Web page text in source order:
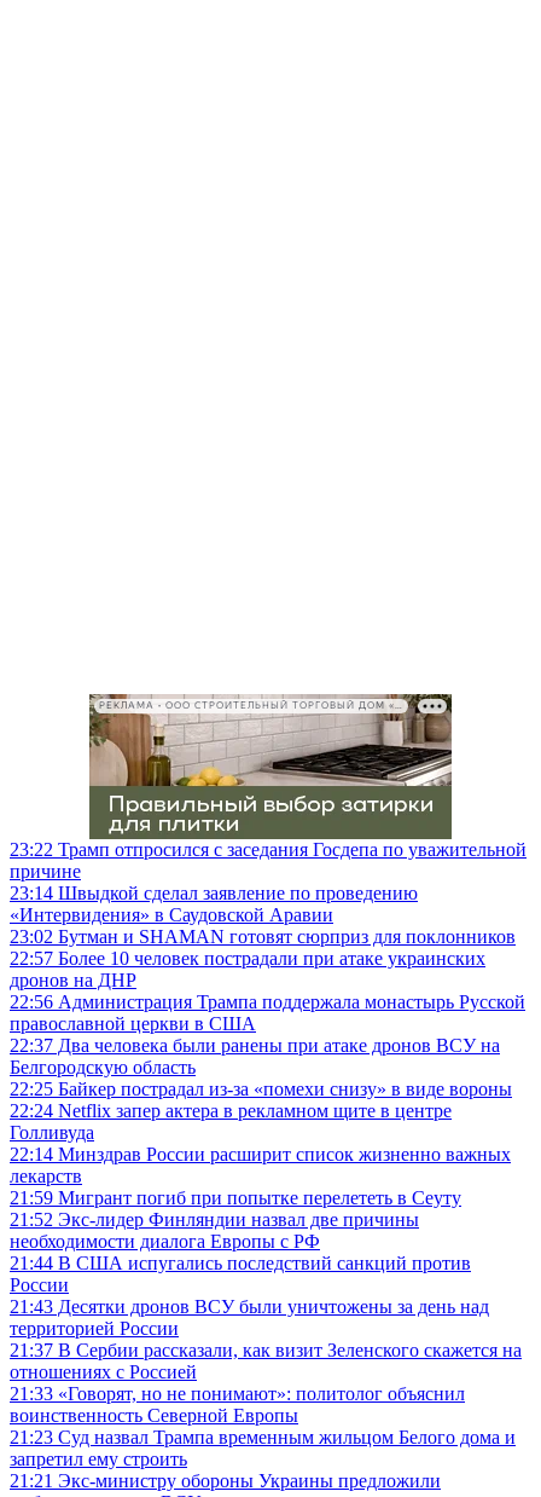
РЕКЛАМА • ООО СТРОИТЕЛЬНЫЙ ТОРГОВЫЙ ДОМ «ПЕТРОВИЧ», ИНН 7802348846
23:22 Трамп отпросился с заседания Госдепа по уважительной
причине
23:14 Швыдкой сделал заявление по проведению
«Интервидения» в Саудовской Аравии
23:02 Бутман и SHAMAN готовят сюрприз для поклонников
22:57 Более 10 человек пострадали при атаке украинских
дронов на ДНР
22:56 Администрация Трампа поддержала монастырь Русской
православной церкви в США
22:37 Два человека были ранены при атаке дронов ВСУ на
Белгородскую область
22:25 Байкер пострадал из-за «помехи снизу» в виде вороны
22:24 Netflix запер актера в рекламном щите в центре
Голливуда
22:14 Минздрав России расширит список жизненно важных
лекарств
21:59 Мигрант погиб при попытке перелететь в Сеуту
21:52 Экс-лидер Финляндии назвал две причины
необходимости диалога Европы с РФ
21:44 В США испугались последствий санкций против
России
21:43 Десятки дронов ВСУ были уничтожены за день над
территорией России
21:37 В Сербии рассказали, как визит Зеленского скажется на
отношениях с Россией
21:33 «Говорят, но не понимают»: политолог объяснил
воинственность Северной Европы
21:23 Суд назвал Трампа временным жильцом Белого дома и
запретил ему строить
21:21 Экс-министру обороны Украины предложили